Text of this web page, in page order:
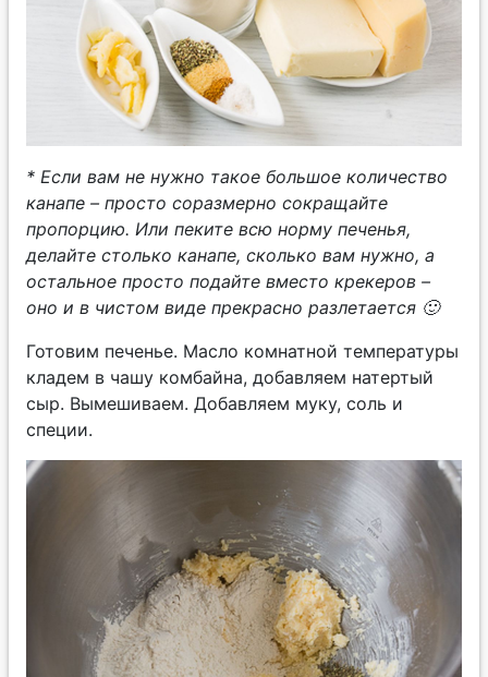
* Если вам не нужно такое большое количество
канапе – просто соразмерно сокращайте
пропорцию. Или пеките всю норму печенья,
делайте столько канапе, сколько вам нужно, а
остальное просто подайте вместо крекеров –
оно и в чистом виде прекрасно разлетается 🙂
Готовим печенье. Масло комнатной температуры
кладем в чашу комбайна, добавляем натертый
сыр. Вымешиваем. Добавляем муку, соль и
специи.